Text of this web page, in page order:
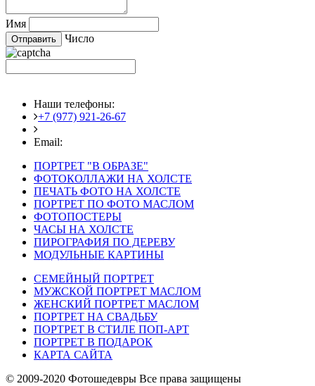
Имя
Число
Наши телефоны:
+7 (977) 921-26-67
Email:
ПОРТРЕТ "В ОБРАЗЕ"
ФОТОКОЛЛАЖИ НА ХОЛСТЕ
ПЕЧАТЬ ФОТО НА ХОЛСТЕ
ПОРТРЕТ ПО ФОТО МАСЛОМ
ФОТОПОСТЕРЫ
ЧАСЫ НА ХОЛСТЕ
ПИРОГРАФИЯ ПО ДЕРЕВУ
МОДУЛЬНЫЕ КАРТИНЫ
СЕМЕЙНЫЙ ПОРТРЕТ
МУЖСКОЙ ПОРТРЕТ МАСЛОМ
ЖЕНСКИЙ ПОРТРЕТ МАСЛОМ
ПОРТРЕТ НА СВАДЬБУ
ПОРТРЕТ В СТИЛЕ ПОП-АРТ
ПОРТРЕТ В ПОДАРОК
КАРТА САЙТА
© 2009-2020 Фотошедевры Все права защищены